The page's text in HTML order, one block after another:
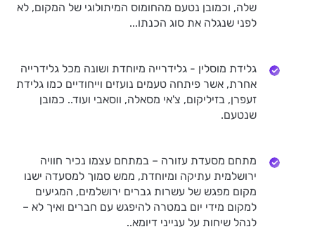
שלה, וכמובן נטעם מהחומוס המיתולוגי של המקום, לא
לפני שנגלה את סוג הכנתו...
גלידת מוסלין - גלידרייה מיוחדת ושונה מכל גלידרייה
אחרת, אשר פיתחה טעמים נועזים וייחודיים כמו גלידת
זעפרן, בזיליקום, צ'אי מסאלה, ווסאבי ועוד.. כמובן
שנטעם.
מתחם מסעדת עזורה – במתחם עצמו נכיר חוויה
ירושלמית עתיקה ומיוחדת, ממש סמוך למסעדה ישנו
מקום מפגש של עשרות גברים ירושלמים, המגיעים
למקום מידי יום במטרה להיפגש עם חברים ואיך לא –
לנהל שיחות על ענייני דיומא..